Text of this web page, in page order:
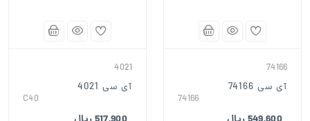
74166
آی سی 74166
74166
4021
آی سی 4021
C40